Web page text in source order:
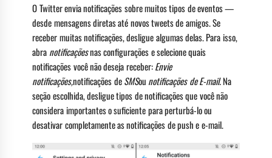
O Twitter envia notificações sobre muitos tipos de eventos —
desde mensagens diretas até novos tweets de amigos. Se
receber muitas notificações, desligue algumas delas. Para isso,
abra notificaçõesnas configurações e selecione quais
notificações você não deseja receber:Envie
notificações,notificações deSMSou notificações de E-mail.Na
seção escolhida, desligue tipos de notificações que você não
considera importantes o suficiente para perturbá-lo ou
desativar completamente as notificações de push e e-mail.